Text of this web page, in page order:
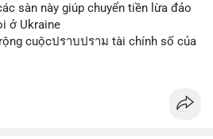
sàn này giúp chuyển tiền lừa đảo
ở Ukraine
cuộcปราบปราม tài chính số của